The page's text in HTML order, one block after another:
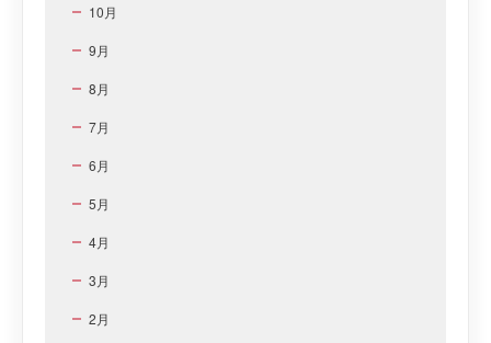
10月
9月
8月
7月
6月
5月
4月
3月
2月